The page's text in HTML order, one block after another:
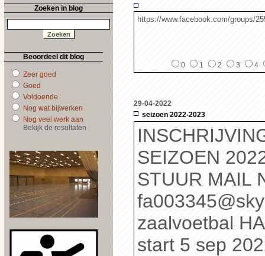
Zoeken in blog
Beoordeel dit blog
Zeer goed
Goed
Voldoende
Nog wat bijwerken
Nog veel werk aan
Bekijk de resultaten
https://www.facebook.com/groups/
0 1 2 3 4
29-04-2022
seizoen 2022-2023
SEIZOEN
STUUR MAIL
zaalvoetbal
start 5 sep